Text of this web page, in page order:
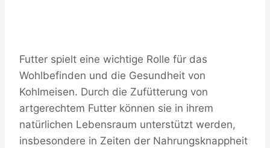
Futter spielt eine wichtige Rolle für das
Wohlbefinden und die Gesundheit von
Kohlmeisen. Durch die Zufütterung von
artgerechtem Futter können sie in ihrem
natürlichen Lebensraum unterstützt werden,
insbesondere in Zeiten der Nahrungsknappheit